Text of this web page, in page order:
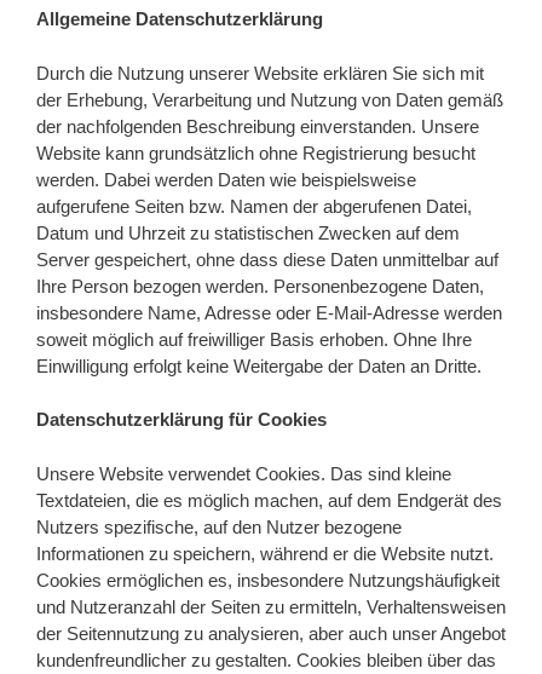
Allgemeine Datenschutzerklärung
Durch die Nutzung unserer Website erklären Sie sich mit
der Erhebung, Verarbeitung und Nutzung von Daten gemäß
der nachfolgenden Beschreibung einverstanden. Unsere
Website kann grundsätzlich ohne Registrierung besucht
werden. Dabei werden Daten wie beispielsweise
aufgerufene Seiten bzw. Namen der abgerufenen Datei,
Datum und Uhrzeit zu statistischen Zwecken auf dem
Server gespeichert, ohne dass diese Daten unmittelbar auf
Ihre Person bezogen werden. Personenbezogene Daten,
insbesondere Name, Adresse oder E-Mail-Adresse werden
soweit möglich auf freiwilliger Basis erhoben. Ohne Ihre
Einwilligung erfolgt keine Weitergabe der Daten an Dritte.
Datenschutzerklärung für Cookies
Unsere Website verwendet Cookies. Das sind kleine
Textdateien, die es möglich machen, auf dem Endgerät des
Nutzers spezifische, auf den Nutzer bezogene
Informationen zu speichern, während er die Website nutzt.
Cookies ermöglichen es, insbesondere Nutzungshäufigkeit
und Nutzeranzahl der Seiten zu ermitteln, Verhaltensweisen
der Seitennutzung zu analysieren, aber auch unser Angebot
kundenfreundlicher zu gestalten. Cookies bleiben über das